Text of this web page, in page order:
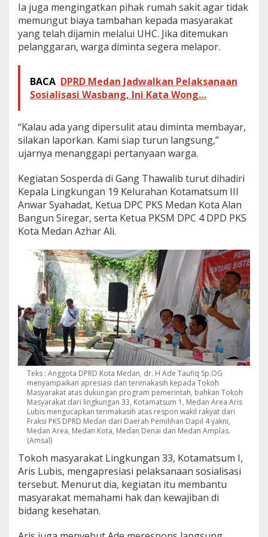
Ia juga mengingatkan pihak rumah sakit agar tidak
memungut biaya tambahan kepada masyarakat
yang telah dijamin melalui UHC. Jika ditemukan
pelanggaran, warga diminta segera melapor.
BACA DPRD Medan Jadwalkan Pelaksanaan
Sosialisasi Wasbang, Ini Kata Wong…
“Kalau ada yang dipersulit atau diminta membayar,
silakan laporkan. Kami siap turun langsung,”
ujarnya menanggapi pertanyaan warga.
Kegiatan Sosperda di Gang Thawalib turut dihadiri
Kepala Lingkungan 19 Kelurahan Kotamatsum III
Anwar Syahadat, Ketua DPC PKS Medan Kota Alan
Bangun Siregar, serta Ketua PKSM DPC 4 DPD PKS
Kota Medan Azhar Ali.
Teks : Anggota DPRD Kota Medan, dr. H Ade Taufiq Sp.OG
menyampaikan apresiasi dan terimakasih kepada Tokoh
Masyarakat atas dukungan program pemerintah, bahkan Tokoh
Masyarakat dari lingkungan 33, Kotamatsum 1, Medan Area Aris
Lubis mengucapkan terimakasih atas respon wakil rakyat dari
Fraksi PKS DPRD Medan dari Daerah Pemilihan Dapil 4 yakni,
Medan Area, Medan Kota, Medan Denai dan Medan Amplas.
(Amsal)
Tokoh masyarakat Lingkungan 33, Kotamatsum I,
Aris Lubis, mengapresiasi pelaksanaan sosialisasi
tersebut. Menurut dia, kegiatan itu membantu
masyarakat memahami hak dan kewajiban di
bidang kesehatan.